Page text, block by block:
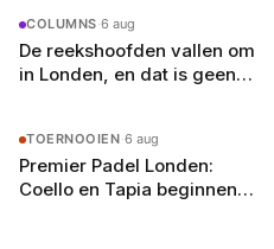
COLUMNS·6 aug
De reekshoofden vallen om
in Londen, en dat is geen
TOERNOOIEN·6 aug
Premier Padel Londen:
Coello en Tapia beginnen